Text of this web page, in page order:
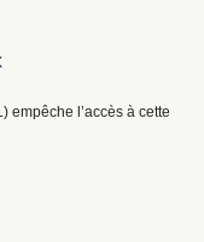
empêche l’accès à cette